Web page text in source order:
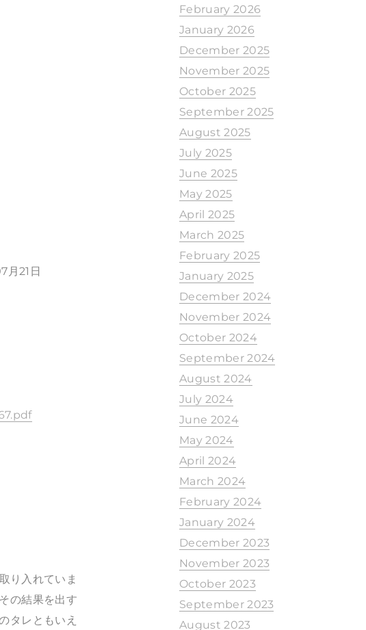
月21日
り入れていま
の結果を出す
タレともいえ
February 2026
January 2026
December 2025
November 2025
October 2025
September 2025
August 2025
July 2025
June 2025
May 2025
April 2025
March 2025
February 2025
January 2025
December 2024
November 2024
October 2024
September 2024
August 2024
July 2024
June 2024
May 2024
April 2024
March 2024
February 2024
January 2024
December 2023
November 2023
October 2023
September 2023
August 2023